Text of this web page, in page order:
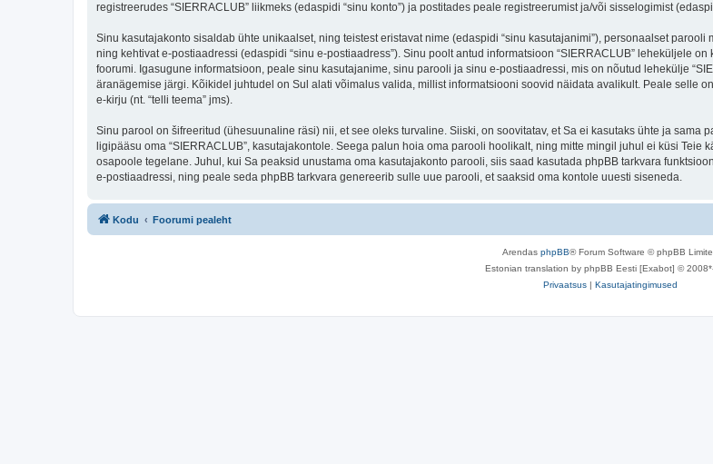
registreerudes “SIERRACLUB” liikmeks (edaspidi “sinu konto”) ja postitades peale registreerumist ja/või sisselogimist
Sinu kasutajakonto sisaldab ühte unikaalset, ning teistest eristavat nime (edaspidi “sinu kasutajanimi”), personaalset
ning kehtivat e-postiaadressi (edaspidi “sinu e-postiaadress”). Sinu poolt antud informatsioon “SIERRACLUB” leheküljele
foorumi. Igasugune informatsioon, peale sinu kasutajanime, sinu parooli ja sinu e-postiaadressi, mis on nõutud lehekülje
äranägemise järgi. Kõikidel juhtudel on Sul alati võimalus valida, millist informatsiooni soovid näidata avalikult. Peale selle
e-kirju (nt. “telli teema” jms).
Sinu parool on šifreeritud (ühesuunaline räsi) nii, et see oleks turvaline. Siiski, on soovitatav, et Sa ei kasutaks ühte ja
ligipääsu oma “SIERRACLUB”, kasutajakontole. Seega palun hoia oma parooli hoolikalt, ning mitte mingil juhul ei küsi Teie
osapoole tegelane. Juhul, kui Sa peaksid unustama oma kasutajakonto parooli, siis saad kasutada phpBB tarkvara
e-postiaadressi, ning peale seda phpBB tarkvara genereerib sulle uue parooli, et saaksid oma kontole uuesti siseneda.
Kodu Foorumi pealeht
Arendas phpBB® Forum Software © phpBB
Estonian translation by phpBB Eesti [Exabot] ©
Privaatsus | Kasutajatingimused